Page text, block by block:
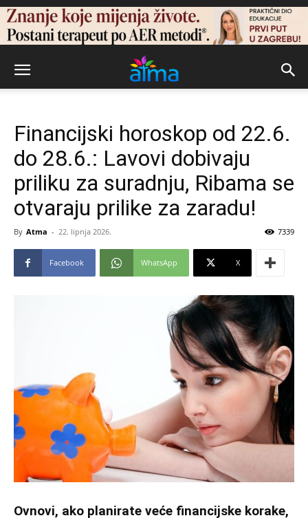
Financijski horoskop od 22.6.
do 28.6.: Lavovi dobivaju
priliku za suradnju, Ribama se
otvaraju prilike za zaradu!
By Atma - 22. lipnja 2026. 7339
Facebook WhatsApp X
Ovnovi, ako planirate veće financijske korake,